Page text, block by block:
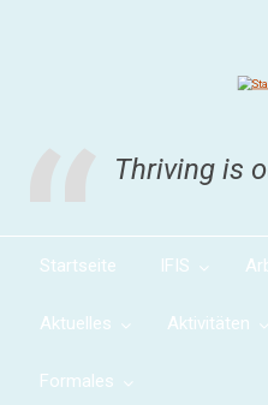
Thriving is
Startseite IFIS
Aktuelles Aktivitäten
Formales